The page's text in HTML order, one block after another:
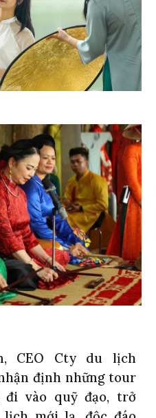
CEO Cty du lịch
định những tour
đi vào quỹ đạo, trở